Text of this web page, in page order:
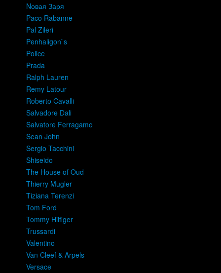
Nовая Заря
Paco Rabanne
Pal Zileri
Penhaligon`s
Police
Prada
Ralph Lauren
Remy Latour
Roberto Cavalli
Salvadore Dali
Salvatore Ferragamo
Sean John
Sergio Tacchini
Shiseido
The House of Oud
Thierry Mugler
Tiziana Terenzi
Tom Ford
Tommy Hilfiger
Trussardi
Valentino
Van Cleef & Arpels
Versace